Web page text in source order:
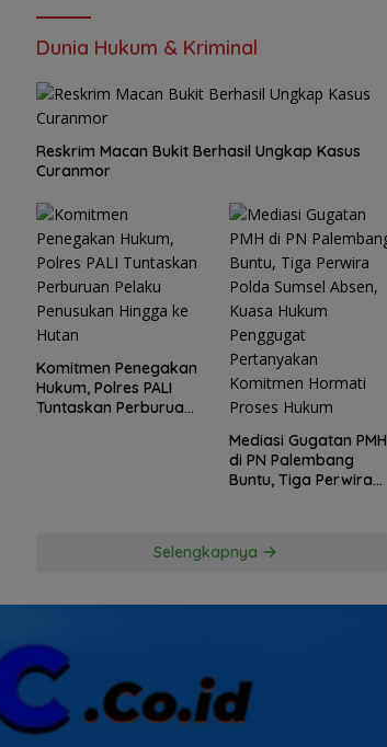
Dunia Hukum & Kriminal
Reskrim Macan Bukit Berhasil Ungkap Kasus
Curanmor
Komitmen Penegakan
Hukum, Polres PALI
Tuntaskan Perburuan
Mediasi Gugatan PMH
di PN Palembang
Buntu, Tiga Perwira
Pertanyakan
Selengkapnya